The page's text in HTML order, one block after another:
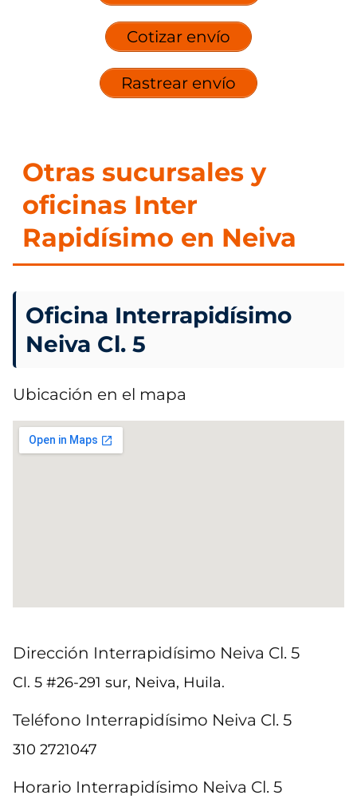
Cotizar envío
Rastrear envío
Otras sucursales y
oficinas Inter
Rapidísimo en Neiva
Oficina Interrapidísimo
Neiva Cl. 5
Ubicación en el mapa
Dirección Interrapidísimo Neiva Cl. 5
Cl. 5 #26-291 sur, Neiva, Huila.
Teléfono Interrapidísimo Neiva Cl. 5
310 2721047
Horario Interrapidísimo Neiva Cl. 5